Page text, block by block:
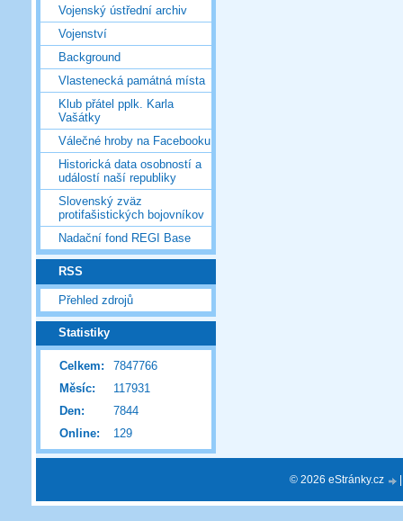
Vojenský ústřední archiv
Vojenství
Background
Vlastenecká památná místa
Klub přátel pplk. Karla
Vašátky
Válečné hroby na Facebooku
Historická data osobností a
událostí naší republiky
Slovenský zväz
protifašistických bojovníkov
Nadační fond REGI Base
RSS
Přehled zdrojů
Statistiky
Online: 129
Celkem:
7847766
Měsíc:
117931
Den:
7844
© 2026 eStránky.cz